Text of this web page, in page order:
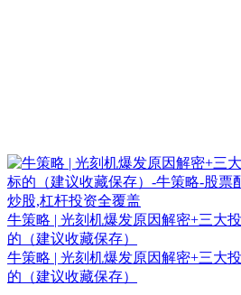
牛策略 | 光刻机爆发原因解密+三大
的（建议收藏保存）
牛策略 | 光刻机爆发原因解密+三大
的（建议收藏保存）